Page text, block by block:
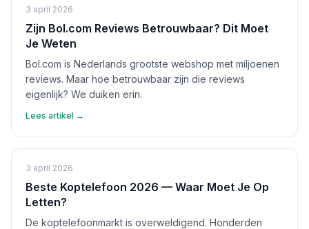
3 april 2026
Zijn Bol.com Reviews Betrouwbaar? Dit Moet
Je Weten
Bol.com is Nederlands grootste webshop met miljoenen
reviews. Maar hoe betrouwbaar zijn die reviews
eigenlijk? We duiken erin.
Lees artikel →
3 april 2026
Beste Koptelefoon 2026 — Waar Moet Je Op
Letten?
De koptelefoonmarkt is overweldigend. Honderden